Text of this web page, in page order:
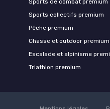
Sports de combat premium
Sports collectifs premium
Pêche premium
Chasse et outdoor premium
Escalade et alpinisme
Triathlon premium